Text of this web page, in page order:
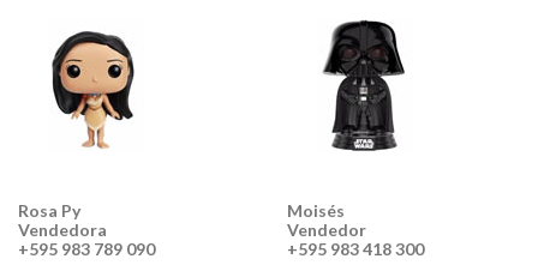
Rosa Py
Vendedora
+595 983 789 090
Moisés
Vendedor
+595 983 418 300